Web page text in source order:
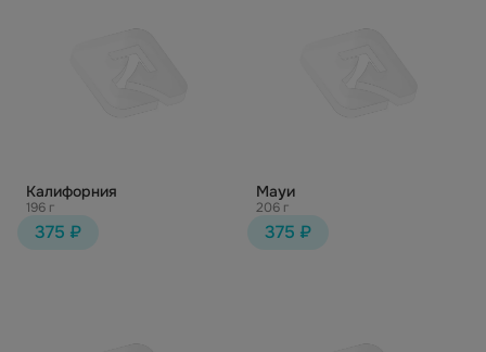
Калифорния
196 г
375 ₽
Мауи
206 г
375 ₽